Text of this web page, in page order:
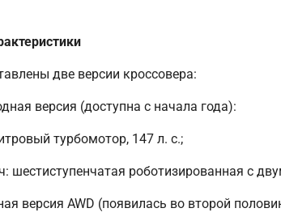
две версии кроссовера:
версия (доступна с начала года):
турбомотор, 147 л. с.;
шестиступенчатая роботизированная с
версия AWD (появилась во второй